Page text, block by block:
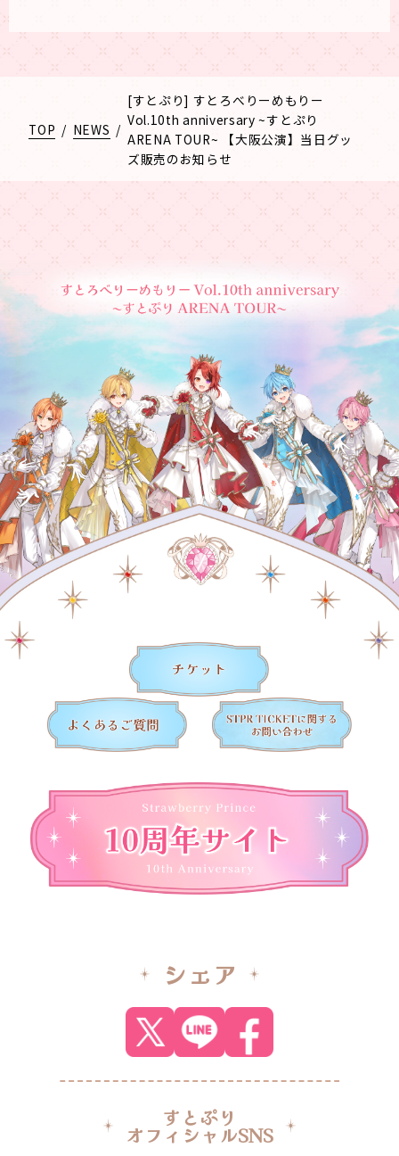
TOP / NEWS /
[すとぷり] すとろべりーめもりー
Vol.10th anniversary ~すとぷり
ARENA TOUR~ 【大阪公演】当日グッ
ズ販売のお知らせ
シェア
すとぷり
オフィシャルSNS